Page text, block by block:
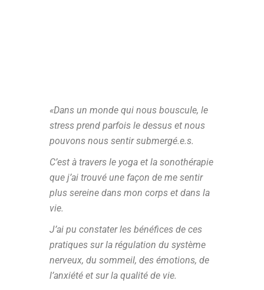
«Dans un monde qui nous bouscule, le
stress prend parfois le dessus et nous
pouvons nous sentir submergé.e.s.
C’est à travers le yoga et la sonothérapie
que j’ai trouvé une façon de me sentir
plus sereine dans mon corps et dans la
vie.
J’ai pu constater les bénéfices de ces
pratiques sur la régulation du système
nerveux, du sommeil, des émotions, de
l’anxiété et sur la qualité de vie.